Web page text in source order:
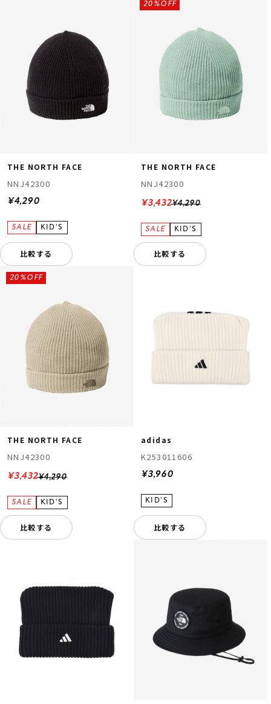
THE NORTH FACE
NNJ42300
¥4,290
比較する
THE NORTH FACE
NNJ42300
¥4,290
20%OFF
¥3,432
比較する
THE NORTH FACE
NNJ42300
¥4,290
20%OFF
¥3,432
比較する
adidas
K253011606
¥3,960
比較する